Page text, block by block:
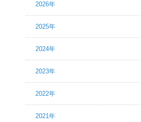
2026年
2025年
2024年
2023年
2022年
2021年